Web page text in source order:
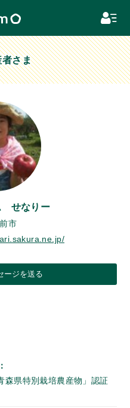
者さま
せなりー
市
ージを送る
森県特別栽培農産物」認証